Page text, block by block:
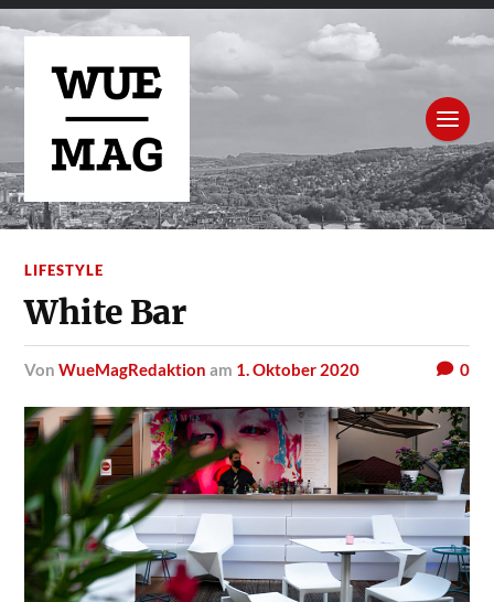
LIFESTYLE
White Bar
vonWueMagRedaktion am 1. Oktober 2020 0